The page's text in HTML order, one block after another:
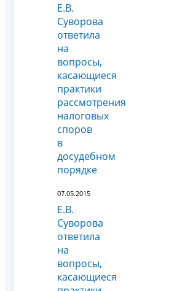
Е.В.
Суворова
ответила
на
вопросы,
касающиеся
практики
рассмотрения
налоговых
споров
в
досудебном
порядке
07.05.2015
Е.В.
Суворова
ответила
на
вопросы,
касающиеся